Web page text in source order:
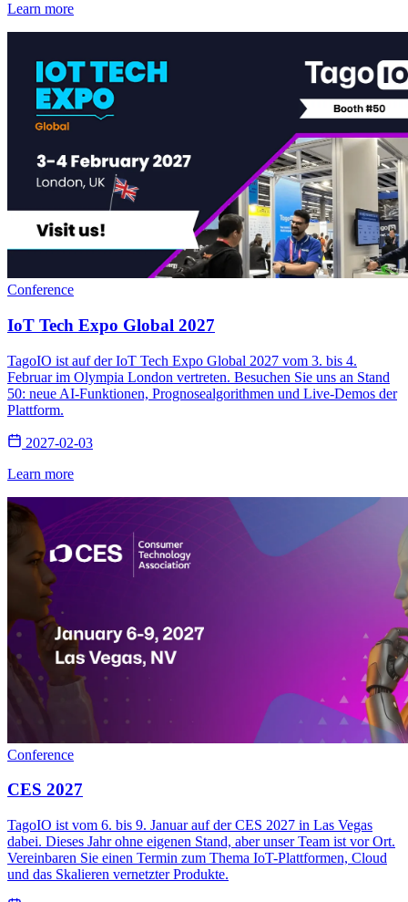
Learn more
Conference
IoT Tech Expo Global 2027
TagoIO ist auf der IoT Tech Expo Global 2027 vom 3. bis 4.
Februar im Olympia London vertreten. Besuchen Sie uns an Stand
50: neue AI-Funktionen, Prognosealgorithmen und Live-Demos der
Plattform.
2027-02-03
Learn more
Conference
CES 2027
TagoIO ist vom 6. bis 9. Januar auf der CES 2027 in Las Vegas
dabei. Dieses Jahr ohne eigenen Stand, aber unser Team ist vor Ort.
Vereinbaren Sie einen Termin zum Thema IoT-Plattformen, Cloud
und das Skalieren vernetzter Produkte.